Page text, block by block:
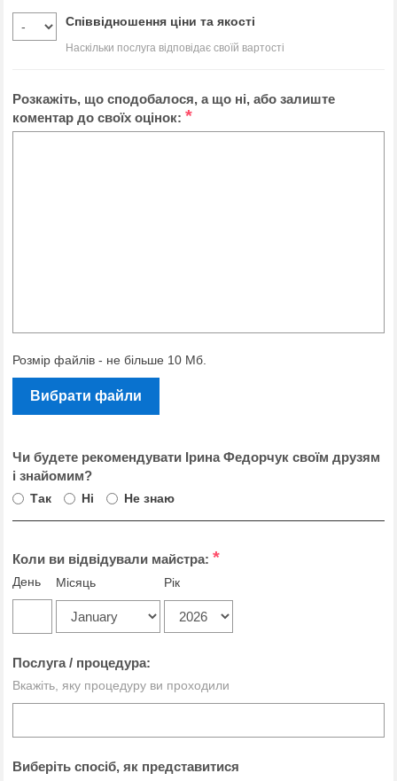
Співвідношення ціни та якості
Наскільки послуга відповідає своїй вартості
Розкажіть, що сподобалося, а що ні, або залиште
коментар до своїх оцінок: *
Розмір файлів - не більше 10 Мб.
Вибрати файли
Чи будете рекомендувати Ірина Федорчук своїм друзям
і знайомим?
Так Ні Не знаю
Коли ви відвідували майстра: *
День Місяць Рік
Послуга / процедура:
Вкажіть, яку процедуру ви проходили
Виберіть спосіб, як представитися